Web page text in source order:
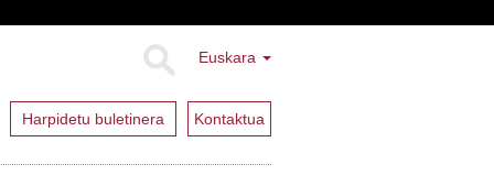
Euskara
Harpidetu buletinera Kontaktua